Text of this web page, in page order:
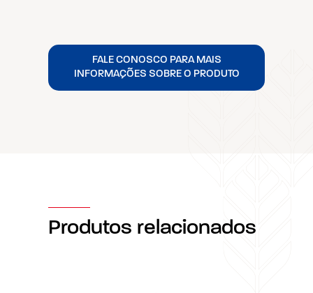
FALE CONOSCO PARA MAIS
INFORMAÇÕES SOBRE O PRODUTO
Produtos relacionados